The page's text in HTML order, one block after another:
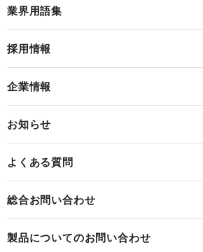
業界用語集
採用情報
企業情報
お知らせ
よくある質問
総合お問い合わせ
製品についてのお問い合わせ